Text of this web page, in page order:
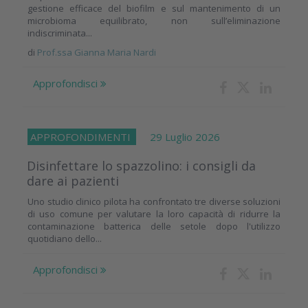
gestione efficace del biofilm e sul mantenimento di un
microbioma equilibrato, non sull’eliminazione
indiscriminata...
di Prof.ssa Gianna Maria Nardi
Approfondisci
APPROFONDIMENTI 29 Luglio 2026
Disinfettare lo spazzolino: i consigli da
dare ai pazienti
Uno studio clinico pilota ha confrontato tre diverse soluzioni
di uso comune per valutare la loro capacità di ridurre la
contaminazione batterica delle setole dopo l'utilizzo
quotidiano dello...
Approfondisci